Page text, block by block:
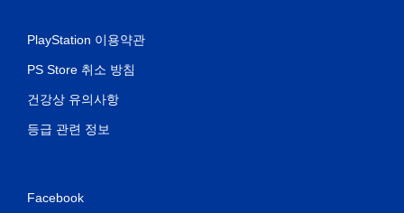
PlayStation 이용약관
PS Store 취소 방침
건강상 유의사항
등급 관련 정보
Facebook